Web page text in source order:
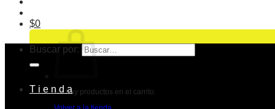
$0
No hay productos en el carrito.
Buscar por:
T i e n d a